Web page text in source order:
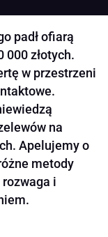
padł ofiarą
złotych.
w przestrzeni
na
Apelujemy o
metody
i